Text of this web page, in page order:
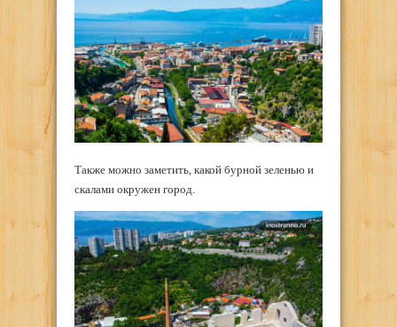
Также можно заметить, какой бурной зеленью и
скалами окружен город.